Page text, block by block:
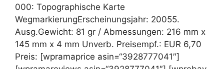
000: Topographische Karte
WegmarkierungErscheinungsjahr: 20055.
Ausg.Gewicht: 81 gr / Abmessungen: 216 mm x
145 mm x 4 mm Unverb. Preisempf.: EUR 6,70
Preis: [wpramaprice asin=“3928777041″]